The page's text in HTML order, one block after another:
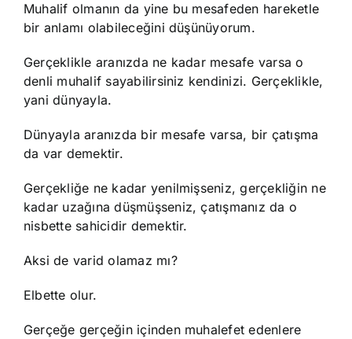
Muhalif olmanın da yine bu mesafeden hareketle
bir anlamı olabileceğini düşünüyorum.
Gerçeklikle aranızda ne kadar mesafe varsa o
denli muhalif sayabilirsiniz kendinizi. Gerçeklikle,
yani dünyayla.
Dünyayla aranızda bir mesafe varsa, bir çatışma
da var demektir.
Gerçekliğe ne kadar yenilmişseniz, gerçekliğin ne
kadar uzağına düşmüşseniz, çatışmanız da o
nisbette sahicidir demektir.
Aksi de varid olamaz mı?
Elbette olur.
Gerçeğe gerçeğin içinden muhalefet edenlere